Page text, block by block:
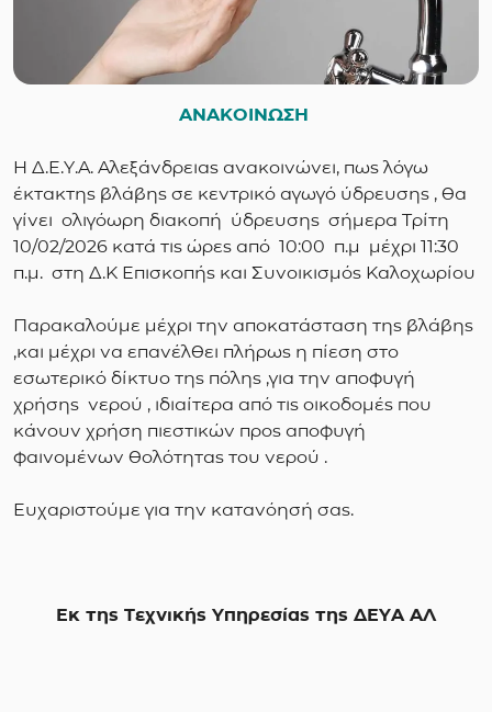
ΑΝΑΚΟΙΝΩΣΗ
Η Δ.Ε.Υ.Α. Αλεξάνδρειας ανακοινώνει, πως λόγω
έκτακτης βλάβης σε κεντρικό αγωγό ύδρευσης , θα
γίνει ολιγόωρη διακοπή ύδρευσης σήμερα Τρίτη
10/02/2026 κατά τις ώρες από 10:00 π.μ μέχρι 11:30
π.μ. στη Δ.Κ Επισκοπής και Συνοικισμός Καλοχωρίου
Παρακαλούμε μέχρι την αποκατάσταση της βλάβης
,και μέχρι να επανέλθει πλήρως η πίεση στο
εσωτερικό δίκτυο της πόλης ,για την αποφυγή
χρήσης νερού , ιδιαίτερα από τις οικοδομές που
κάνουν χρήση πιεστικών προς αποφυγή
φαινομένων θολότητας του νερού .
Ευχαριστούμε για την κατανόησή σας.
Εκ της Τεχνικής Υπηρεσίας της ΔΕΥΑ ΑΛ